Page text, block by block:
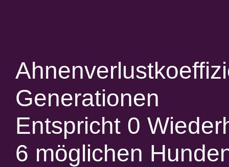
Generationen
Entspricht 0
6 möglichen